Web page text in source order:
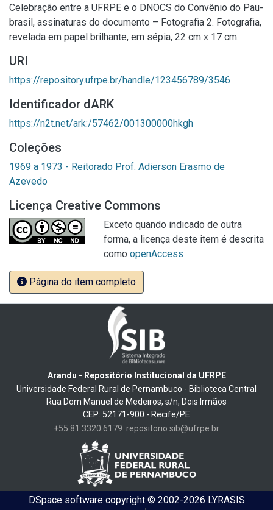
Celebração entre a UFRPE e o DNOCS do Convênio do Pau-
brasil, assinaturas do documento – Fotografia 2. Fotografia,
revelada em papel brilhante, em sépia, 22 cm x 17 cm.
URI
https://repository.ufrpe.br/handle/123456789/3546
Identificador dARK
https://n2t.net/ark:/57462/001300000hkgh
Coleções
1969 a 1973 - Reitorado Prof. Adierson Erasmo de
Azevedo
Licença Creative Commons
Exceto quando indicado de outra
forma, a licença deste item é descrita
como openAccess
Página do item completo
Arandu - Repositório Institucional da UFRPE
Universidade Federal Rural de Pernambuco - Biblioteca Central
Rua Dom Manuel de Medeiros, s/n, Dois Irmãos
CEP: 52171-900 - Recife/PE
+55 81 3320 6179 repositorio.sib@ufrpe.br
DSpace softwarecopyright © 2002-2026 LYRASIS